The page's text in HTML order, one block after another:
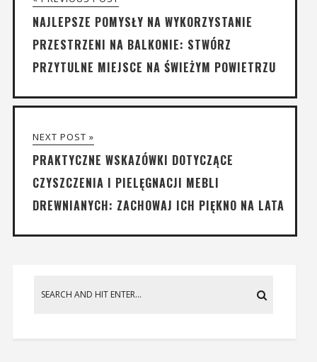
NAJLEPSZE POMYSŁY NA WYKORZYSTANIE
PRZESTRZENI NA BALKONIE: STWÓRZ
PRZYTULNE MIEJSCE NA ŚWIEŻYM POWIETRZU
NEXT POST »
PRAKTYCZNE WSKAZÓWKI DOTYCZĄCE
CZYSZCZENIA I PIELĘGNACJI MEBLI
DREWNIANYCH: ZACHOWAJ ICH PIĘKNO NA LATA